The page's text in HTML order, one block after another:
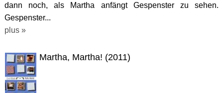
dann noch, als Martha anfängt Gespenster zu sehen.
Gespenster...
plus »
Martha, Martha! (2011)